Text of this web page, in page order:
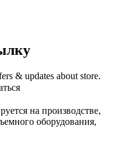
& updates about store.
на производстве,
оборудования,